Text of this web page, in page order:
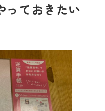
っておきたい